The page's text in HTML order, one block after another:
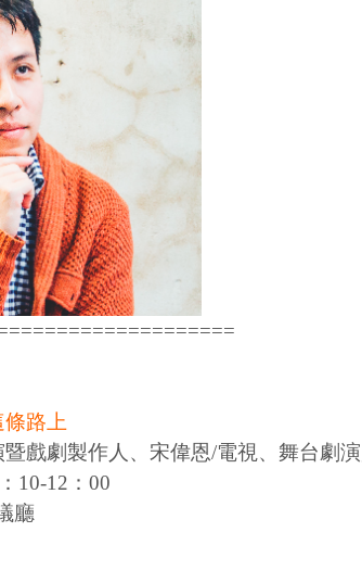
路上
戲劇製作人、宋偉恩/電視、舞台劇
10-12：00
廳